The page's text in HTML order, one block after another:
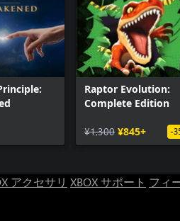
Raptor Evolution:
Complete Edition
¥1,300 ¥845+ -
アクセサリ XBOX サポート フィ